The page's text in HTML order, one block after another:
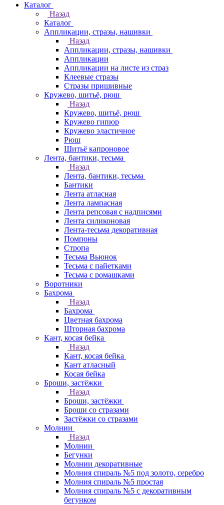
Каталог
Назад
Каталог
Аппликации, стразы, нашивки
Назад
Аппликации, стразы, нашивки
Аппликации
Аппликации на листе из страз
Клеевые стразы
Стразы пришивные
Кружево, шитьё, рюш
Назад
Кружево, шитьё, рюш
Кружево гипюр
Кружево эластичное
Рюш
Шитьё капроновое
Лента, бантики, тесьма
Назад
Лента, бантики, тесьма
Бантики
Лента атласная
Лента лампасная
Лента репсовая с надписями
Лента силиконовая
Лента-тесьма декоративная
Помпоны
Стропа
Тесьма Вьюнок
Тесьма с пайетками
Тесьма с ромашками
Воротники
Бахрома
Назад
Бахрома
Цветная бахрома
Шторная бахрома
Кант, косая бейка
Назад
Кант, косая бейка
Кант атласный
Косая бейка
Броши, застёжки
Назад
Броши, застёжки
Броши со стразами
Застёжки со стразами
Молнии
Назад
Молнии
Бегунки
Молнии декоративные
Молния спираль №5 под золото, серебро
Молния спираль №5 простая
Молния спираль №5 с декоративным
бегунком